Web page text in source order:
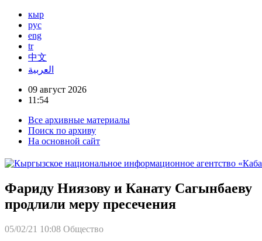
кыр
рус
eng
tr
中文
العربية
09 август 2026
11:54
Все архивные материалы
Поиск по архиву
На основной сайт
Фариду Ниязову и Канату Сагынбаеву
продлили меру пресечения
05/02/21 10:08 Общество